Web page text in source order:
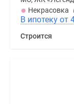
Некрасовка
В
Строится